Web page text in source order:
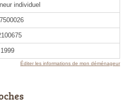
individuel
Éditer les informations de mon déménageur